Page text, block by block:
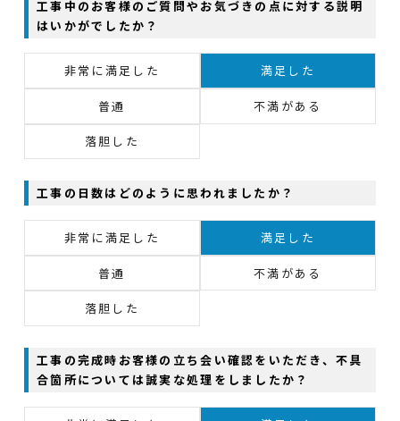
工事中のお客様のご質問やお気づきの点に対する説明
はいかがでしたか？
非常に満足した 満足した
普通 不満がある
落胆した
工事の日数はどのように思われましたか？
非常に満足した 満足した
普通 不満がある
落胆した
工事の完成時お客様の立ち会い確認をいただき、不具
合箇所については誠実な処理をしましたか？